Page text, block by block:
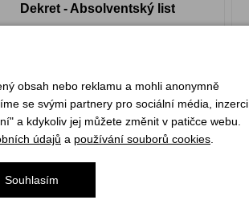
Dekret - Absolventský list
obsah nebo reklamu a mohli anonymně
se svými partnery pro sociální média, inzerci
a kdykoliv jej můžete změnit v patičce webu.
údajů a používání souborů cookies
Souhlasím